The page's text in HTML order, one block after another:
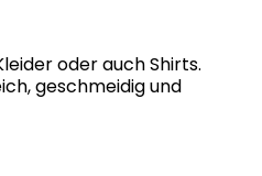
oder auch Shirts.
geschmeidig und